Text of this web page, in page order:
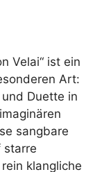
Velai“ ist ein
Art:
Duette in
sangbare
starre
klangliche